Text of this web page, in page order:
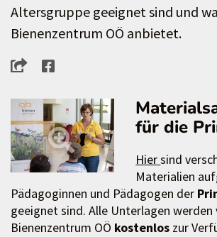
Altersgruppe geeignet sind und
Bienenzentrum OÖ anbietet.
für die
Hiersind
Materialien
Pädagoginnen und Pädagogen der
geeignet sind. Alle Unterlagen werden
Bienenzentrum OÖ kostenlos zur